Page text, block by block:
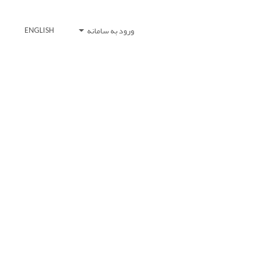
ورود به سامانه ENGLISH